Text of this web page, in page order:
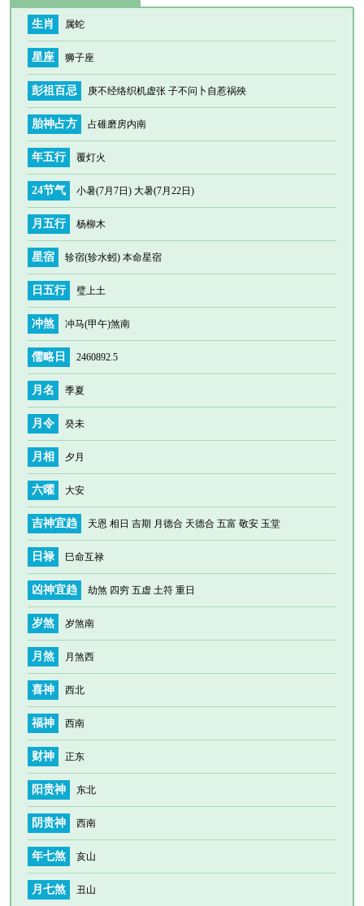
生肖 属蛇
星座 狮子座
彭祖百忌 庚不经络织机虚张 子不问卜自惹祸殃
胎神占方 占碓磨房内南
年五行 覆灯火
24节气 小暑(7月7日) 大暑(7月22日)
月五行 杨柳木
星宿 轸宿(轸水蚓) 本命星宿
日五行 璧上土
冲煞 冲马(甲午)煞南
儒略日 2460892.5
月名 季夏
月令 癸未
月相 夕月
六曜 大安
吉神宜趋 天恩 相日 吉期 月德合 天德合 五富 敬安 玉堂
日禄 巳命互禄
凶神宜趋 劫煞 四穷 五虚 土符 重日
岁煞 岁煞南
月煞 月煞西
喜神 西北
福神 西南
财神 正东
阳贵神 东北
阴贵神 西南
年七煞 亥山
月七煞 丑山